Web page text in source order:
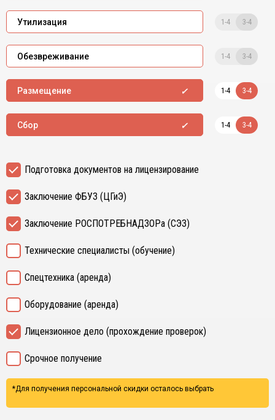
Утилизация 1-4 3-4
Обезвреживание 1-4 3-4
Размещение 1-4 3-4
Сбор 1-4 3-4
Подготовка документов на лицензирование
Заключение ФБУЗ (ЦГиЭ)
Заключение РОСПОТРЕБНАДЗОРа (СЭЗ)
Технические специалисты (обучение)
Спецтехника (аренда)
Оборудование (аренда)
Лицензионное дело (прохождение проверок)
Срочное получение
*Для получения персональной скидки осталось выбрать